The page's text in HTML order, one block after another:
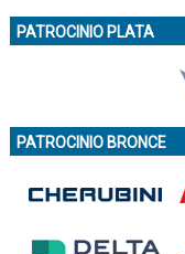
PATROCINIO PLATA
PATROCINIO BRONCE